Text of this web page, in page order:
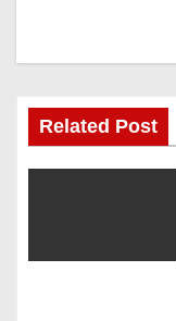
Related Post